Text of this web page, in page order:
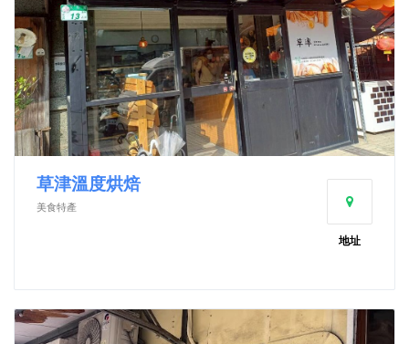
草津溫度烘焙
美食特產
地址